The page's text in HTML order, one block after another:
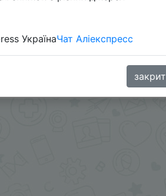
УкраїнаЧат Аліекспресс